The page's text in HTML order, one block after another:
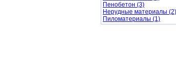
Пенобетон (3)
Нерудные материалы (2)
Пиломатериалы (1)